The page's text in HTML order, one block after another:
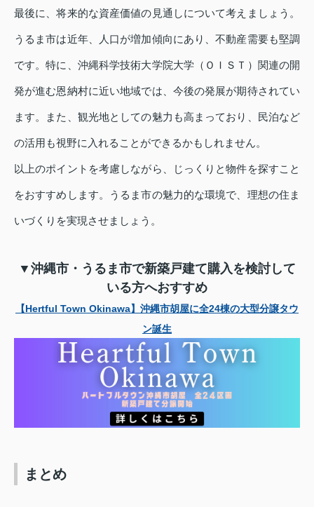
最後に、将来的な資産価値の見通しについて考えましょう。
うるま市は近年、人口が増加傾向にあり、不動産需要も堅調
です。特に、沖縄科学技術大学院大学（ＯＩＳＴ）関連の開
発が進む恩納村に近い地域では、今後の発展が期待されてい
ます。また、観光地としての魅力も高まっており、民泊など
の活用も視野に入れることができるかもしれません。
以上のポイントを考慮しながら、じっくりと物件を探すこと
をおすすめします。うるま市の魅力的な環境で、理想の住ま
いづくりを実現させましょう。
▼沖縄市・うるま市で新築戸建て購入を検討して
いる方へおすすめ
【Hertful Town Okinawa】沖縄市胡屋に全24棟の大型分譲タウ
ン誕生
まとめ